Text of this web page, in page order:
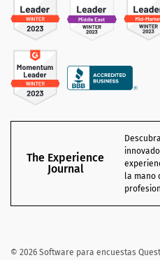
The Experience
Journal
la mano
© 2026 Software para encuestas